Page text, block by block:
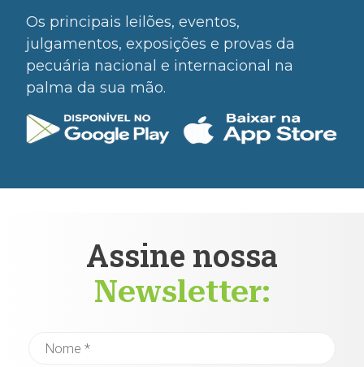
Os principais leilões, eventos,
julgamentos, exposições e provas da
pecuária nacional e internacional na
palma da sua mão.
Assine nossa
Newsletter: